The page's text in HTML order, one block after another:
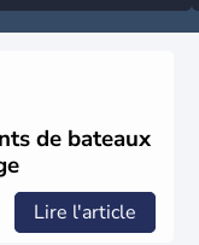
de bateaux
Lire l'article